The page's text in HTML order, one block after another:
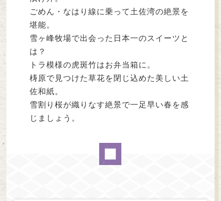
ごめん・なはり線に乗って土佐湾の絶景を
堪能。
雪ヶ峰牧場で出会った日本一のスイーツと
は？
トラ模様の虎斑竹はお弁当箱に。
梼原で見つけた草花を閉じ込めた美しい土
佐和紙。
雪割り桜が織りなす絶景で一足早い春を感
じましょう。